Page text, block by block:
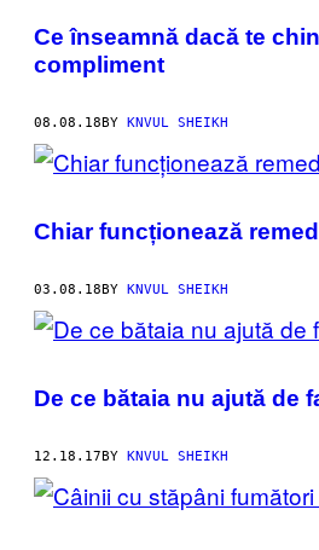
Ce înseamnă dacă te
compliment
08.08.18BY KNVUL SHEIKH
Chiar funcționează
03.08.18BY KNVUL SHEIKH
De ce bătaia nu ajută de
12.18.17BY KNVUL SHEIKH